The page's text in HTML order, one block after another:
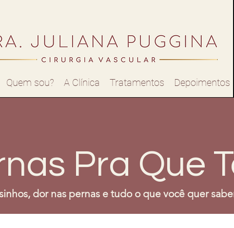
Quem sou? A Clínica Tratamentos Depoimentos
Pra Que
dor nas pernas e tudo o que você quer